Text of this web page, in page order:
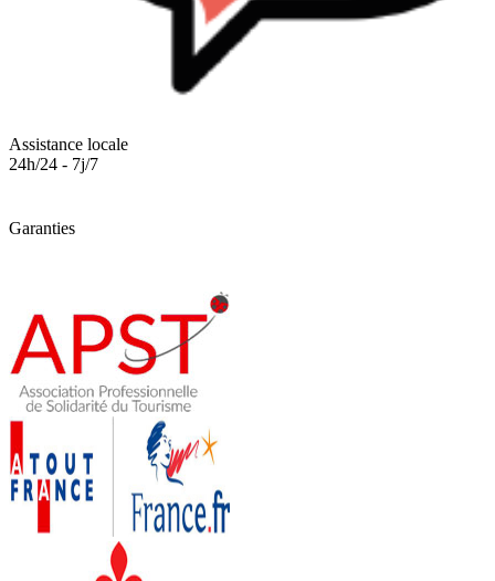
Assistance locale
24h/24 - 7j/7
Garanties